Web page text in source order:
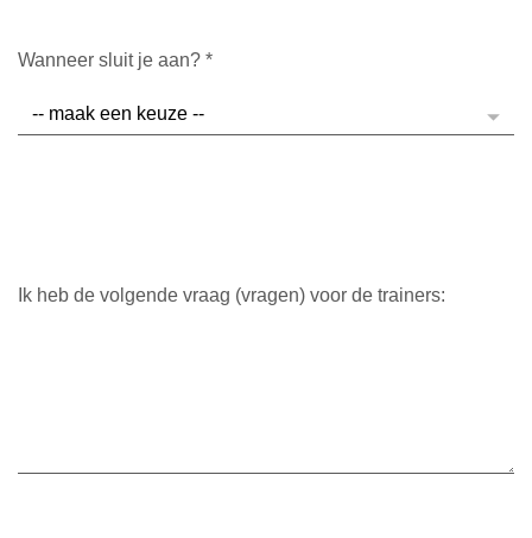
Wanneer sluit je aan? *
Ik heb de volgende vraag (vragen) voor de trainers: